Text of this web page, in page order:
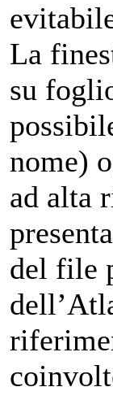
La
su
nome)
ad alta
del file